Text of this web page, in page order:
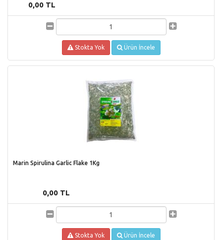
0,00 TL
Stokta Yok Ürün İncele
Marin Spirulina Garlic Flake 1Kg
0,00 TL
Stokta Yok Ürün İncele